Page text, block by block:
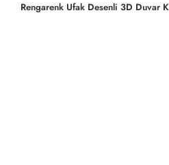
Rengarenk Ufak Desenli 3D Duvar